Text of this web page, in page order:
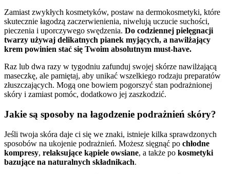
Zamiast zwykłych kosmetyków, postaw na dermokosmetyki, które
skutecznie łagodzą zaczerwienienia, niwelują uczucie suchości,
pieczenia i uporczywego swędzenia. Do codziennej pielęgnacji
twarzy używaj delikatnych pianek myjących, a nawilżający
krem powinien stać się Twoim absolutnym must-have.
Raz lub dwa razy w tygodniu zafunduj swojej skórze nawilżającą
maseczkę, ale pamiętaj, aby unikać wszelkiego rodzaju preparatów
złuszczających. Mogą one bowiem pogorszyć stan podrażnionej
skóry i zamiast pomóc, dodatkowo jej zaszkodzić.
Jakie są sposoby na łagodzenie podrażnień skóry?
Jeśli twoja skóra daje ci się we znaki, istnieje kilka sprawdzonych
sposobów na ukojenie podrażnień. Możesz sięgnąć po chłodne
kompresy, relaksujące kąpiele owsiane, a także po kosmetyki
bazujące na naturalnych składnikach.